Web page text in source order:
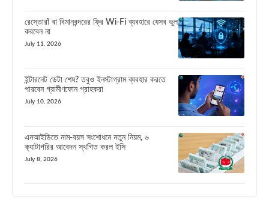
রেস্তোরাঁ বা বিমানবন্দরের ফ্রি Wi-Fi ব্যবহারে যেসব ভুল
করবেন না
July 11, 2026
ইন্টারনেট ডেটা শেষ? তবুও ইনস্টাগ্রাম ব্যবহার করতে
পারবেন গ্রামীণফোন গ্রাহকরা
July 10, 2026
এনআইডিতে নাম-বয়স সংশোধনে নতুন নিয়ম, ৬
ক্যাটাগরির আবেদন স্থগিত করল ইসি
July 8, 2026